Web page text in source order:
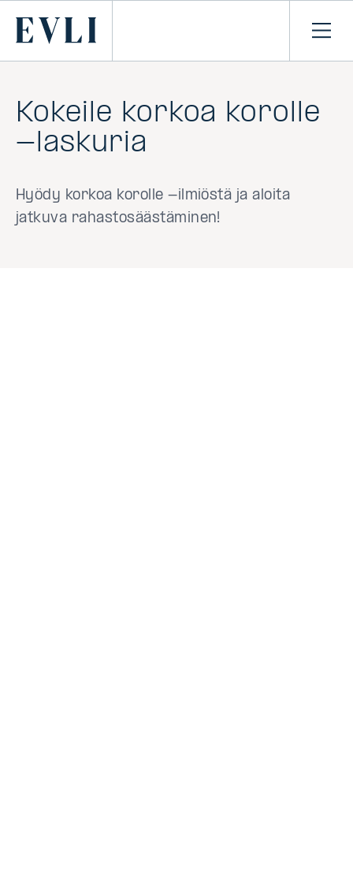
Primary
Avaa
Kokeile korkoa korolle
-laskuria
Hyödy korkoa korolle -ilmiöstä ja aloita
jatkuva rahastosäästäminen!